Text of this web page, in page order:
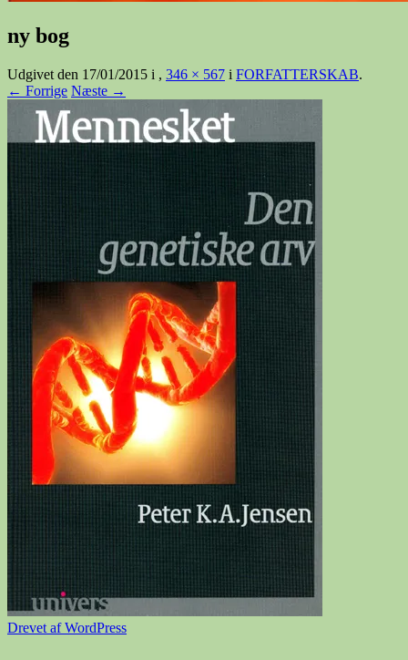
ny bog
Udgivet den 17/01/2015 i , 346 × 567 i FORFATTERSKAB.
← Forrige Næste →
Drevet af WordPress